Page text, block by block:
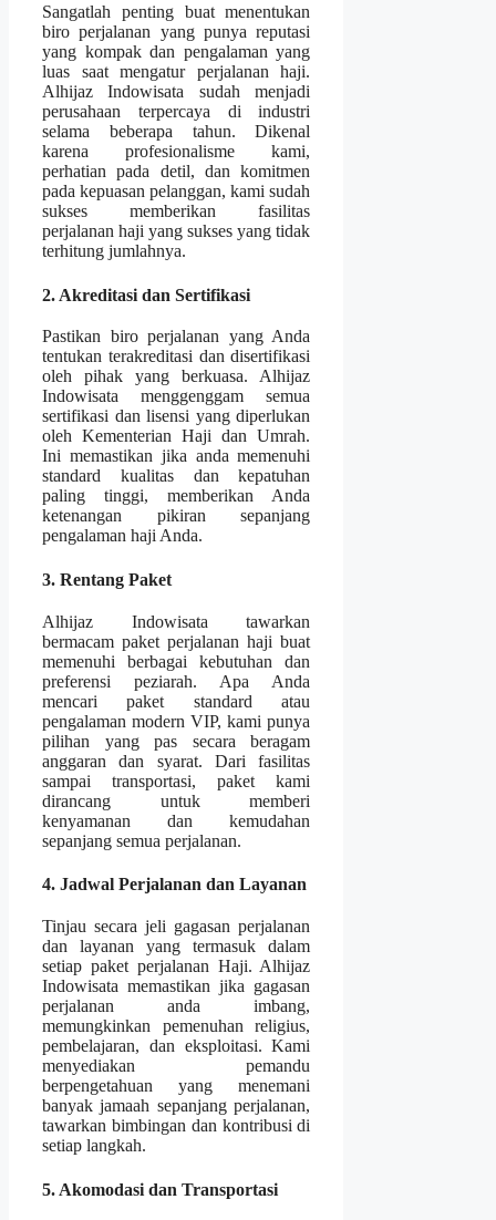
Sangatlah penting buat menentukan
biro perjalanan yang punya reputasi
yang kompak dan pengalaman yang
luas saat mengatur perjalanan haji.
Alhijaz Indowisata sudah menjadi
perusahaan terpercaya di industri
selama beberapa tahun. Dikenal
karena profesionalisme kami,
perhatian pada detil, dan komitmen
pada kepuasan pelanggan, kami sudah
sukses memberikan fasilitas
perjalanan haji yang sukses yang tidak
terhitung jumlahnya.
2. Akreditasi dan Sertifikasi
Pastikan biro perjalanan yang Anda
tentukan terakreditasi dan disertifikasi
oleh pihak yang berkuasa. Alhijaz
Indowisata menggenggam semua
sertifikasi dan lisensi yang diperlukan
oleh Kementerian Haji dan Umrah.
Ini memastikan jika anda memenuhi
standard kualitas dan kepatuhan
paling tinggi, memberikan Anda
ketenangan pikiran sepanjang
pengalaman haji Anda.
3. Rentang Paket
Alhijaz Indowisata tawarkan
bermacam paket perjalanan haji buat
memenuhi berbagai kebutuhan dan
preferensi peziarah. Apa Anda
mencari paket standard atau
pengalaman modern VIP, kami punya
pilihan yang pas secara beragam
anggaran dan syarat. Dari fasilitas
sampai transportasi, paket kami
dirancang untuk memberi
kenyamanan dan kemudahan
sepanjang semua perjalanan.
4. Jadwal Perjalanan dan Layanan
Tinjau secara jeli gagasan perjalanan
dan layanan yang termasuk dalam
setiap paket perjalanan Haji. Alhijaz
Indowisata memastikan jika gagasan
perjalanan anda imbang,
memungkinkan pemenuhan religius,
pembelajaran, dan eksploitasi. Kami
menyediakan pemandu
berpengetahuan yang menemani
banyak jamaah sepanjang perjalanan,
tawarkan bimbingan dan kontribusi di
setiap langkah.
5. Akomodasi dan Transportasi